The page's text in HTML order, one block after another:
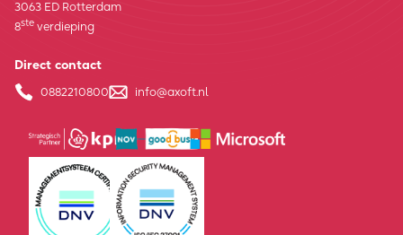
3063 ED Rotterdam
8ste verdieping
Direct contact
0882210800 info@axoft.nl